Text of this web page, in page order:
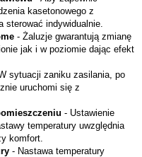
kasetonowego z
indywidualnie.
- Żaluzje gwarantują zmianę
jak i w poziomie dając efekt
sytuacji zaniku zasilania, po
uruchomi się z
- Ustawienie
temperatury uwzględnia
komfort.
- Nastawa temperatury